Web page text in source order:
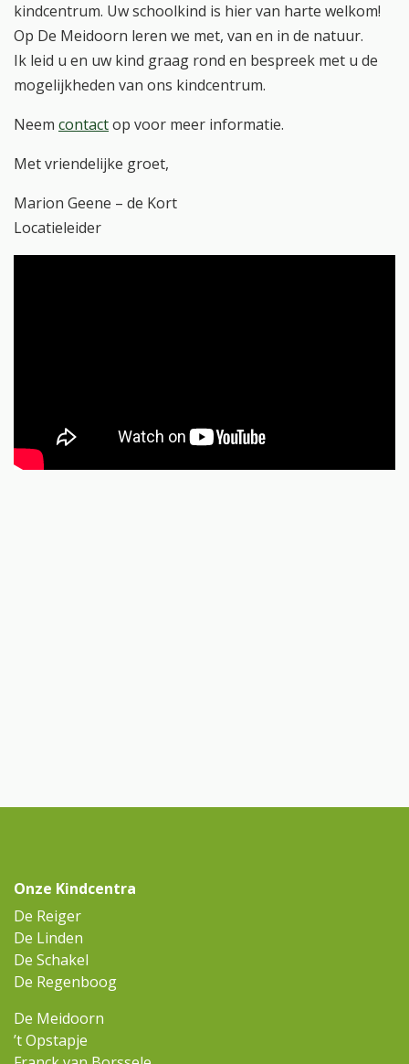
kindcentrum. Uw schoolkind is hier van harte welkom!
Op De Meidoorn leren we met, van en in de natuur.
Ik leid u en uw kind graag rond en bespreek met u de
mogelijkheden van ons kindcentrum.
Neem contactop voor meer informatie.
Met vriendelijke groet,
Marion Geene – de Kort
Locatieleider
Onze Kindcentra
De Reiger
De Linden
De Schakel
De Regenboog
De Meidoorn
’t Opstapje